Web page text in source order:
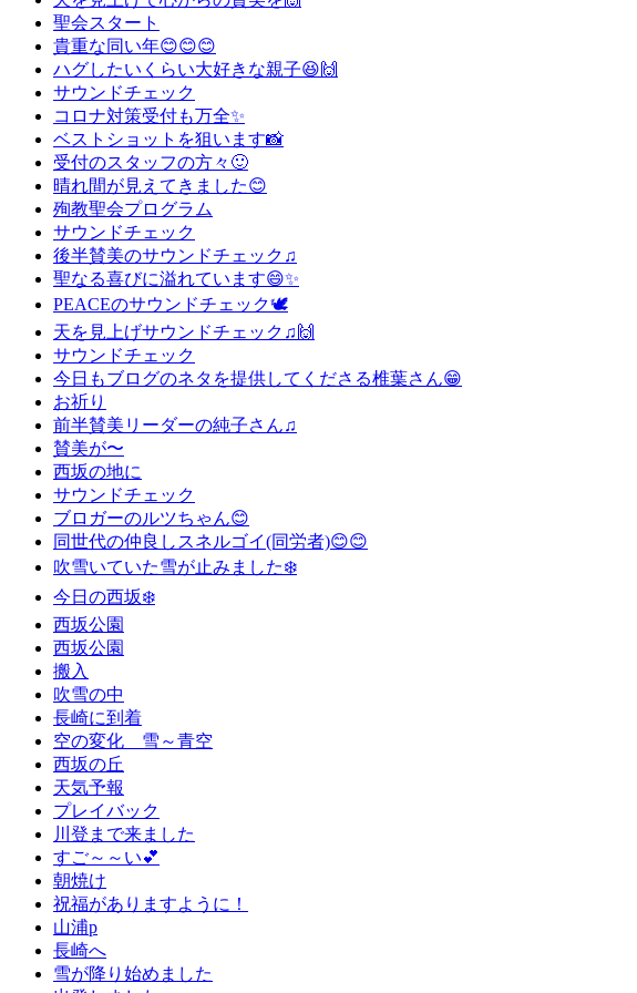
聖会スタート
貴重な同い年😊😊😊
ハグしたいくらい大好きな親子😆🙌
サウンドチェック
コロナ対策受付も万全✨
ベストショットを狙います📸
受付のスタッフの方々🙂
晴れ間が見えてきました😊
殉教聖会プログラム
サウンドチェック
後半賛美のサウンドチェック♫
聖なる喜びに溢れています😄✨
PEACEのサウンドチェック🕊
天を見上げサウンドチェック♫🙌
サウンドチェック
今日もブログのネタを提供してくださる椎葉さん😁
お祈り
前半賛美リーダーの純子さん♫
賛美が〜
西坂の地に
サウンドチェック
ブロガーのルツちゃん😊
同世代の仲良しスネルゴイ(同労者)😊😊
吹雪いていた雪が止みました❄️
今日の西坂❄️
西坂公園
西坂公園
搬入
吹雪の中
長崎に到着
空の変化 雪～青空
西坂の丘
天気予報
プレイバック
川登まで来ました
すご～～い💕
朝焼け
祝福がありますように！
山浦p
長崎へ
雪が降り始めました